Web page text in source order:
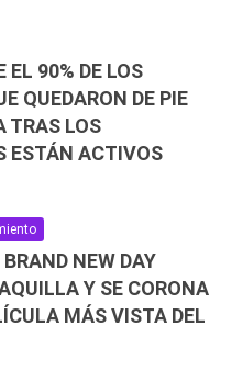
EL 90% DE LOS
QUEDARON DE PIE
TRAS LOS
ESTÁN ACTIVOS
NEW DAY
Y SE CORONA
MÁS VISTA DEL